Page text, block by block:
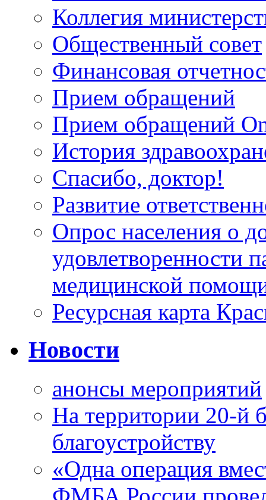
Коллегия
Общественный совет
Финансовая
Прием обращений
Прием обращений
История
Спасибо, доктор!
Развитие
Опрос населения о
удовлетворенности
медицинской
Ресурсная карта
Новости
анонсы мероприятий
На территории 20-й
благоустройству
«Одна операция